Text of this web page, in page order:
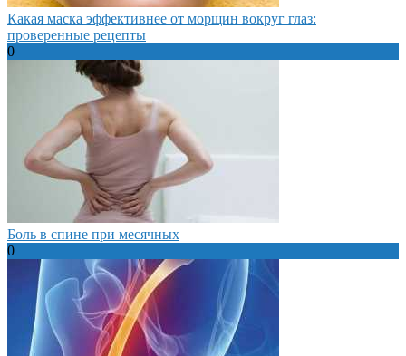
Какая маска эффективнее от морщин вокруг глаз:
проверенные рецепты
0
Боль в спине при месячных
0